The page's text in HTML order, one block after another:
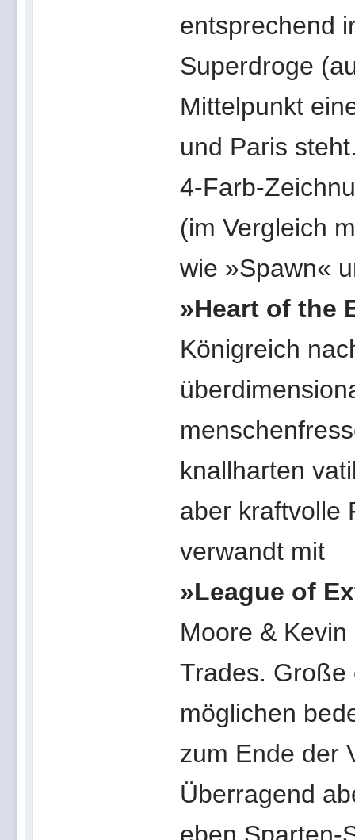
entsprechend
Superdroge
Mittelpunkt
und Paris
4-Farb-
(im Vergleich
wie »Spawn«
»Heart of the
Königreich
knallharten
aber kraftvolle
verwandt mit
»League of
Moore &
Trades. Große
möglichen
zum Ende der
Überragend